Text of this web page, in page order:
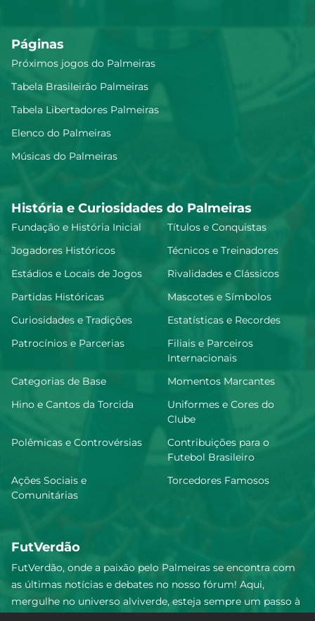
Páginas
Próximos jogos do Palmeiras
Tabela Brasileirão Palmeiras
Tabela Libertadores Palmeiras
Elenco do Palmeiras
Músicas do Palmeiras
História e Curiosidades do Palmeiras
Fundação e História Inicial
Títulos e Conquistas
Jogadores Históricos
Técnicos e Treinadores
Estádios e Locais de Jogos
Rivalidades e Clássicos
Partidas Históricas
Mascotes e Símbolos
Curiosidades e Tradições
Estatísticas e Recordes
Patrocínios e Parcerias
Filiais e Parceiros
Internacionais
Categorias de Base
Momentos Marcantes
Hino e Cantos da Torcida
Uniformes e Cores do
Clube
Polêmicas e Controvérsias
Contribuições para o
Futebol Brasileiro
Ações Sociais e
Comunitárias
Torcedores Famosos
FutVerdão
FutVerdão, onde a paixão pelo Palmeiras se encontra com
as últimas notícias e debates no nosso fórum! Aqui,
mergulhe no universo alviverde, esteja sempre um passo à